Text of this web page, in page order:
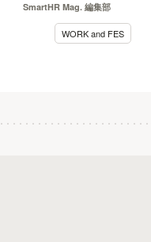
【WORKandFES2022
レポート】
SmartHR Mag. 編集部
WORK and FES